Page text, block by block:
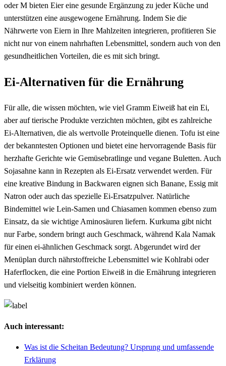
oder M bieten Eier eine gesunde Ergänzung zu jeder Küche und
unterstützen eine ausgewogene Ernährung. Indem Sie die
Nährwerte von Eiern in Ihre Mahlzeiten integrieren, profitieren Sie
nicht nur von einem nahrhaften Lebensmittel, sondern auch von den
gesundheitlichen Vorteilen, die es mit sich bringt.
Ei-Alternativen für die Ernährung
Für alle, die wissen möchten, wie viel Gramm Eiweiß hat ein Ei,
aber auf tierische Produkte verzichten möchten, gibt es zahlreiche
Ei-Alternativen, die als wertvolle Proteinquelle dienen. Tofu ist eine
der bekanntesten Optionen und bietet eine hervorragende Basis für
herzhafte Gerichte wie Gemüsebratlinge und vegane Buletten. Auch
Sojasahne kann in Rezepten als Ei-Ersatz verwendet werden. Für
eine kreative Bindung in Backwaren eignen sich Banane, Essig mit
Natron oder auch das spezielle Ei-Ersatzpulver. Natürliche
Bindemittel wie Lein-Samen und Chiasamen kommen ebenso zum
Einsatz, da sie wichtige Aminosäuren liefern. Kurkuma gibt nicht
nur Farbe, sondern bringt auch Geschmack, während Kala Namak
für einen ei-ähnlichen Geschmack sorgt. Abgerundet wird der
Menüplan durch nährstoffreiche Lebensmittel wie Kohlrabi oder
Haferflocken, die eine Portion Eiweiß in die Ernährung integrieren
und vielseitig kombiniert werden können.
Auch interessant:
Was ist die Scheitan Bedeutung? Ursprung und umfassende
Erklärung